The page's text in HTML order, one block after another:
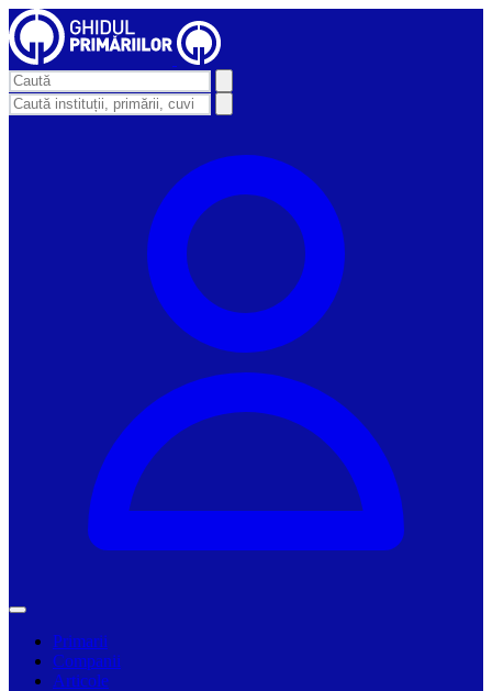
Primarii
Companii
Articole